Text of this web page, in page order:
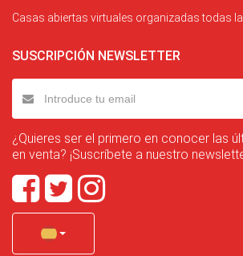
Casas abiertas virtuales organizadas todas
SUSCRIPCIÓN NEWSLETTER
¿Quieres ser el primero en conocer las
en venta? ¡Suscríbete a nuestro